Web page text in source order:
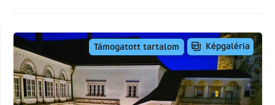
Támogatott tartalom Képgaléria